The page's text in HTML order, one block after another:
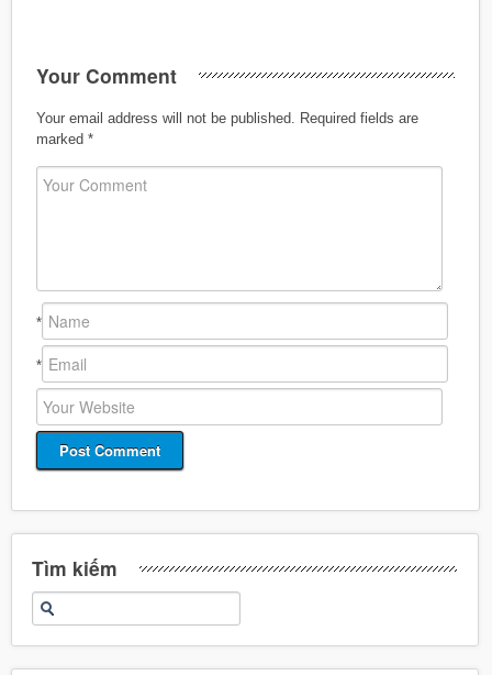
Your Comment
Your email address will not be published.
Required fields are
marked *
*
*
Tìm kiếm